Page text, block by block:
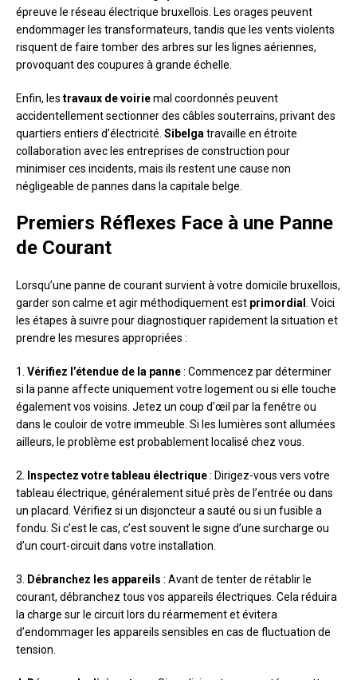
épreuve le réseau électrique bruxellois. Les orages peuvent
endommager les transformateurs, tandis que les vents violents
risquent de faire tomber des arbres sur les lignes aériennes,
provoquant des coupures à grande échelle.
Enfin, les travaux de voiriemal coordonnés peuvent
accidentellement sectionner des câbles souterrains, privant des
quartiers entiers d’électricité. Sibelga travaille en étroite
collaboration avec les entreprises de construction pour
minimiser ces incidents, mais ils restent une cause non
négligeable de pannes dans la capitale belge.
Premiers Réflexes Face à une Panne
de Courant
Lorsqu’une panne de courant survient à votre domicile bruxellois,
garder son calme et agir méthodiquement est primordial
. Voici
les étapes à suivre pour diagnostiquer rapidement la situation et
prendre les mesures appropriées :
1. Vérifiez l’étendue de la panne: Commencez par déterminer
si la panne affecte uniquement votre logement ou si elle touche
également vos voisins. Jetez un coup d’œil par la fenêtre ou
dans le couloir de votre immeuble. Si les lumières sont allumées
ailleurs, le problème est probablement localisé chez vous.
2. Inspectez votre tableau électrique: Dirigez-vous vers votre
tableau électrique, généralement situé près de l’entrée ou dans
un placard. Vérifiez si un disjoncteur a sauté ou si un fusible a
fondu. Si c’est le cas, c’est souvent le signe d’une surcharge ou
d’un court-circuit dans votre installation.
3. Débranchez les appareils : Avant de tenter de rétablir le
courant, débranchez tous vos appareils électriques. Cela réduira
la charge sur le circuit lors du réarmement et évitera
d’endommager les appareils sensibles en cas de fluctuation de
tension.